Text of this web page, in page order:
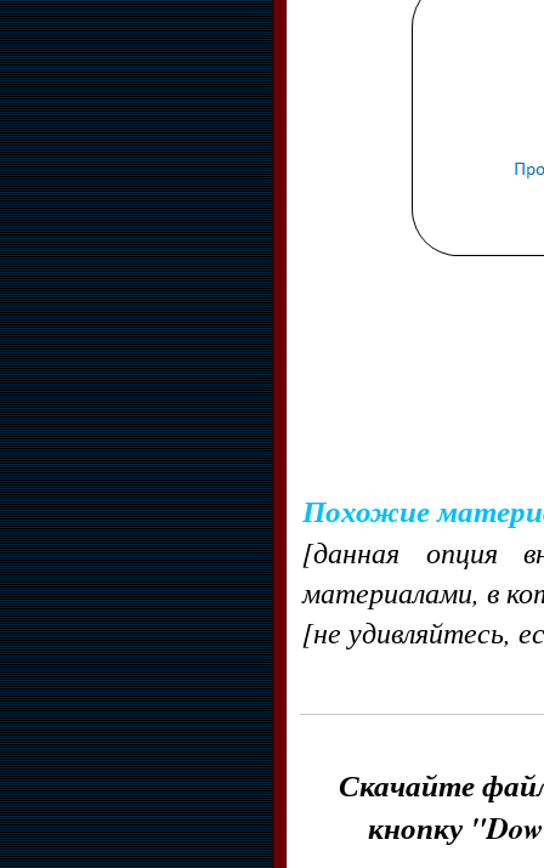
Похожие
[данная опция
материалами, в
[не удивляйтесь,
Скачайте
кнопку